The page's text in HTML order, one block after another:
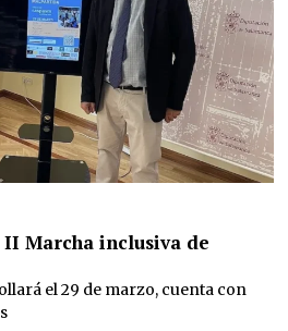
Marcha inclusiva de
el 29 de marzo, cuenta con